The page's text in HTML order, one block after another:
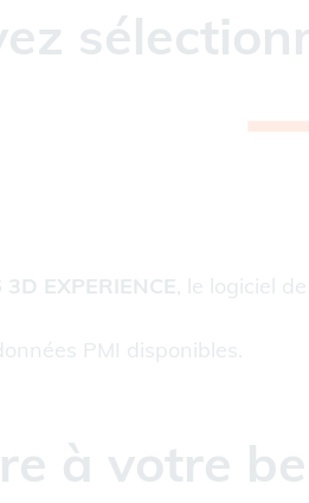
3D EXPERIENCE, le logiciel
PMI disponibles.
à votre